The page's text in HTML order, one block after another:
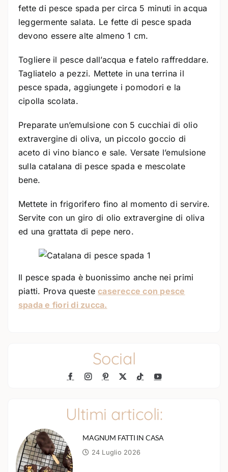
fette di pesce spada per circa 5 minuti in acqua
leggermente salata. Le fette di pesce spada
devono essere alte almeno 1 cm.
Togliere il pesce dall’acqua e fatelo raffreddare.
Tagliatelo a pezzi. Mettete in una terrina il
pesce spada, aggiungete i pomodori e la
cipolla scolata.
Preparate un’emulsione con 5 cucchiai di olio
extravergine di oliva, un piccolo goccio di
aceto di vino bianco e sale. Versate l’emulsione
sulla catalana di pesce spada e mescolate
bene.
Mettete in frigorifero fino al momento di servire.
Servite con un giro di olio extravergine di oliva
ed una grattata di pepe nero.
Il pesce spada è buonissimo anche nei primi
piatti. Prova questecaserecce con pesce
spada e fiori di zucca.
Social
Ultimi articoli:
MAGNUM FATTI IN CASA
24 Luglio 2026